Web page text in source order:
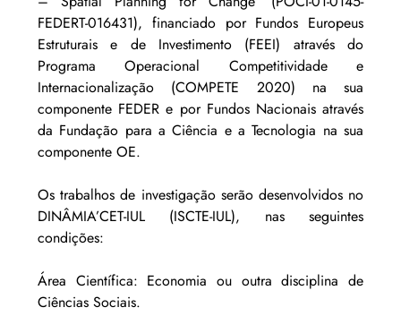
FEDERT-016431), financiado por Fundos Europeus
Estruturais e de Investimento (FEEI) através do
Programa Operacional Competitividade e
Internacionalização (COMPETE 2020) na sua
componente FEDER e por Fundos Nacionais através
da Fundação para a Ciência e a Tecnologia na sua
componente OE.
Os trabalhos de investigação serão desenvolvidos no
DINÂMIA’CET-IUL (ISCTE-IUL), nas seguintes
condições:
Área Científica: Economia ou outra disciplina de
Ciências Sociais.